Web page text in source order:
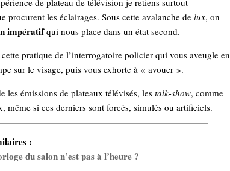
de plateau de télévision je retiens surtout
procurent les éclairages. Sous cette avalanche de lux, on
impératifqui nous place dans un état second.
pratique de l’interrogatoire policier qui vous aveugle en
sur le visage, puis vous exhorte à « avouer ».
les émissions de plateaux télévisés, les talk-show, comme
même si ces derniers sont forcés, simulés ou artificiels.
:
du salon n’est pas à l’heure ?